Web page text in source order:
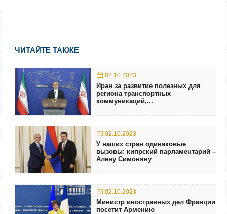
ЧИТАЙТЕ ТАКЖЕ
02.10.2023
Иран за развитие полезных для
региона транспортных
коммуникаций,...
02.10.2023
У наших стран одинаковые
вызовы: кипрский парламентарий –
Алену Симоняну
02.10.2023
Министр иностранных дел Франции
посетит Армению